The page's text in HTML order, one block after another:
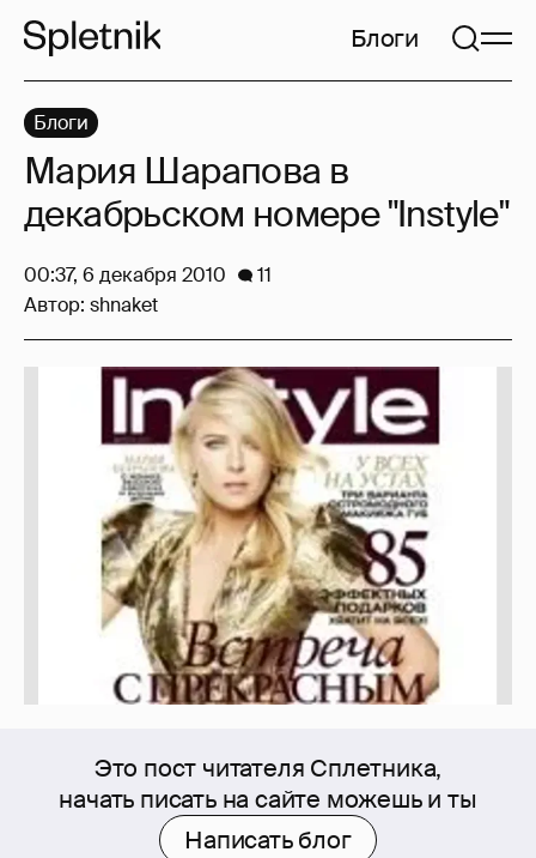
Блоги
Это пост читателя Сплетника,
начать писать на сайте можешь и ты
Написать блог
Блоги
Мария Шарапова в
декабрьском номере "Instyle"
00:37, 6 декабря 2010
11
Автор: shnaket